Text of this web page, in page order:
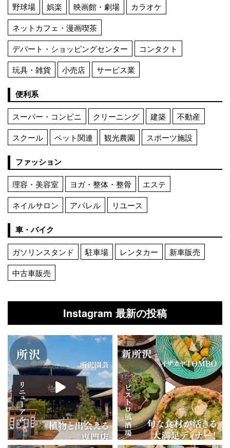
野球場 娯楽 映画館・劇場
カラオケ
ネットカフェ・漫画喫茶
デパート・ショッピングセンター
コンタクト
玩具・雑貨
小売店 サービス業
便利系
スーパー・コンビニ クリーニング 建築
不動産
スクール
ペット関連 観光農園 スポーツ施設
ファッション
理容・美容室 ヨガ・整体・整骨
エステ
ネイルサロン
アパレル リユース
車・バイク
ガソリンスタンド 駐車場 レンタカー
新車販売
中古車販売
Instagram 最新の投稿